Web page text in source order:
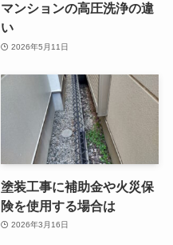
マンションの高圧洗浄の違
い
2026年5月11日
塗装工事に補助金や火災保
険を使用する場合は
2026年3月16日